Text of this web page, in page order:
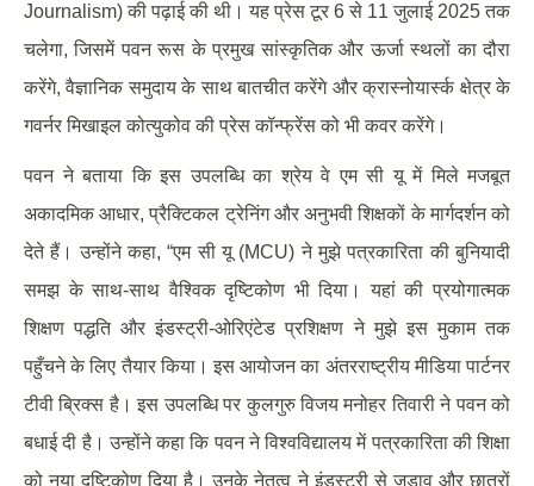
Journalism) की पढ़ाई की थी। यह प्रेस टूर 6 से 11 जुलाई 2025 तक
चलेगा, जिसमें पवन रूस के प्रमुख सांस्कृतिक और ऊर्जा स्थलों का दौरा
करेंगे, वैज्ञानिक समुदाय के साथ बातचीत करेंगे और क्रास्नोयार्स्क क्षेत्र के
गवर्नर मिखाइल कोत्युकोव की प्रेस कॉन्फ्रेंस को भी कवर करेंगे।
पवन ने बताया कि इस उपलब्धि का श्रेय वे एम सी यू में मिले मजबूत
अकादमिक आधार, प्रैक्टिकल ट्रेनिंग और अनुभवी शिक्षकों के मार्गदर्शन को
देते हैं। उन्होंने कहा, “एम सी यू (MCU) ने मुझे पत्रकारिता की बुनियादी
समझ के साथ-साथ वैश्विक दृष्टिकोण भी दिया। यहां की प्रयोगात्मक
शिक्षण पद्धति और इंडस्ट्री-ओरिएंटेड प्रशिक्षण ने मुझे इस मुकाम तक
पहुँचने के लिए तैयार किया। इस आयोजन का अंतरराष्ट्रीय मीडिया पार्टनर
टीवी ब्रिक्स है। इस उपलब्धि पर कुलगुरु विजय मनोहर तिवारी ने पवन को
बधाई दी है। उन्होंने कहा कि पवन ने विश्वविद्यालय में पत्रकारिता की शिक्षा
को नया दृष्टिकोण दिया है। उनके नेतृत्व ने इंडस्ट्री से जुड़ाव और छात्रों